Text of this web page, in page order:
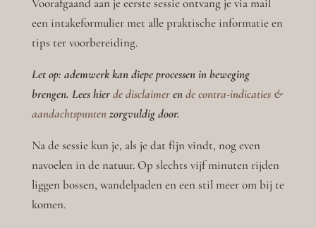
Voorafgaand aan je eerste sessie ontvang je via mail
een intakeformulier met alle praktische informatie en
tips ter voorbereiding.
Let op: ademwerk kan diepe processen in beweging
brengen. Lees hierde disclaimeren de contra-indicaties &
aandachtspunten ​ zorgvuldig door.
Na de sessie kun je, als je dat fijn vindt, nog even
navoelen in de natuur. Op slechts vijf minuten rijden
liggen bossen, wandelpaden en een stil meer om bij te
komen.